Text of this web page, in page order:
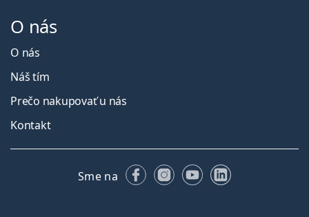
O nás
O nás
Náš tím
Prečo nakupovať u nás
Kontakt
Sme na FacebookuInstagrame
YouTubeLinkedIn